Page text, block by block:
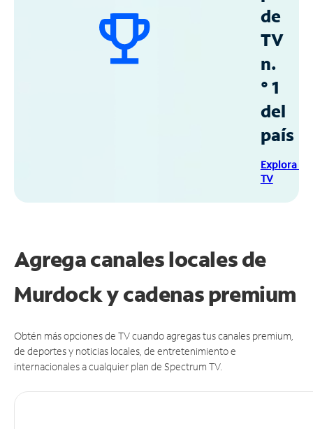
de
TV
n.
° 1
del
país
Explora
TV
Agrega canales locales de
Murdock y cadenas premium
Obtén más opciones de TV cuando agregas tus canales premium,
de deportes y noticias locales, de entretenimiento e
internacionales a cualquier plan de Spectrum TV.